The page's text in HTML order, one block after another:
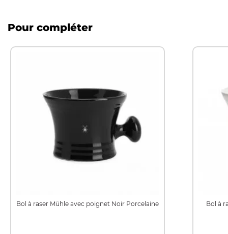
Pour compléter
Bol à raser Mühle avec poignet Noir Porcelaine Bol à